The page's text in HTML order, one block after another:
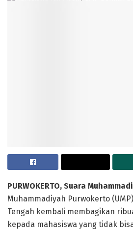
PURWOKERTO, Suara
Muhammadiyah Purwokerto
Tengah kembali membagikan
kepada mahasiswa yang tidak